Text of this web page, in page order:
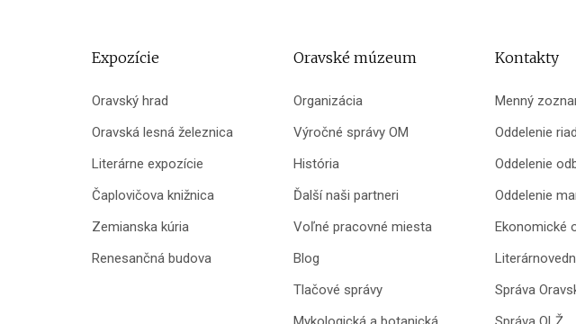
Expozície
Oravský hrad
Oravská lesná železnica
Literárne expozície
Čaplovičova knižnica
Zemianska kúria
Renesančná budova
Oravské múzeum
Organizácia
Výročné správy OM
História
Ďalší naši partneri
Voľné pracovné miesta
Blog
Tlačové správy
Kontakty
Menný
Oddelenie
Oddelenie
Oddelenie
Ekonomické
Správa